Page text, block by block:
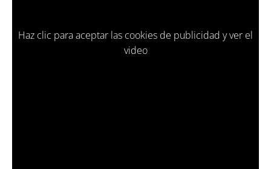
Haz clic para aceptar las cookies de publicidad y ver el
video